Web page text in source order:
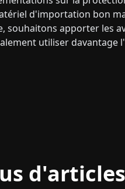
d'importation bon
souhaitons apporter les
utiliser davantage